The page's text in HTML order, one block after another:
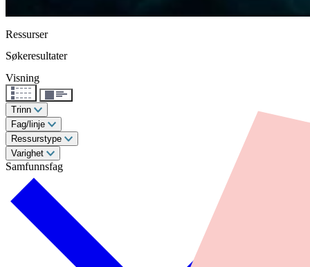
Ressurser
Søkeresultater
Visning
Trinn
Fag/linje
Ressurstype
Varighet
Samfunnsfag